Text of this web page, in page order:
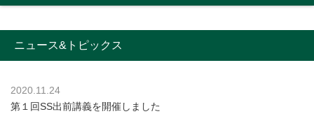
ニュース&トピックス
2020.11.24
第１回SS出前講義を開催しました